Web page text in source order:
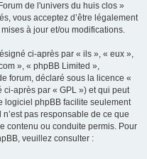
de l'univers du huis clos »
vous acceptez d’être légalement
à jour et/ou modifications.
ci-après par « ils », « eux »,
», « phpBB Limited »,
forum, déclaré sous la licence «
ci-après par « GPL ») et qui peut
logiciel phpBB facilite seulement
pas responsable de ce que
contenu ou conduite permis. Pour
veuillez consulter :